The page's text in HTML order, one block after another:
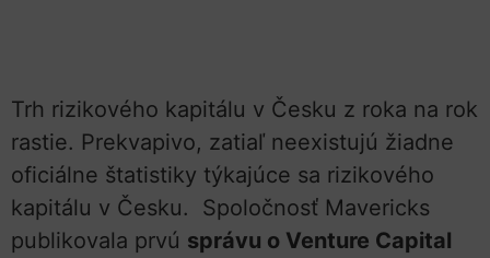
Trh rizikového kapitálu v Česku z roka na rok
rastie. Prekvapivo, zatiaľ neexistujú žiadne
oficiálne štatistiky týkajúce sa rizikového
kapitálu v Česku. Spoločnosť Mavericks
publikovala prvú správu o Venture Capital